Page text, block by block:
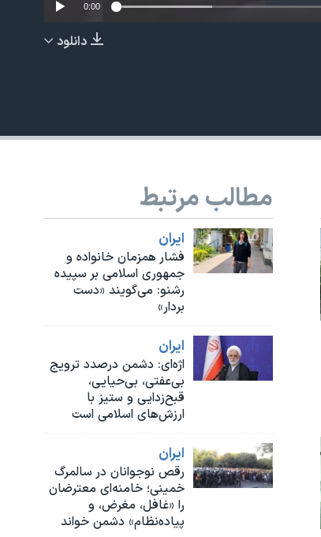
EMBED
0:00
دانلود
مطالب مرتبط
ايران
فشار همزمان خانواده و
جمهوری اسلامی بر سپیده
رشنو: می‌گویند «دست
بردار»
ايران
اژه‌ای: دشمن درصدد ترویج
بی‌عفتی، بی‌حیایی،
قبح‌زدایی و ستیز با
ارزش‌های اسلامی است
ايران
رقص نوجوانان در سالمرگ
خمینی؛ خامنه‌ای معترضان
را «غافل، مغرض، و
پیاده‌نظام» دشمن خواند